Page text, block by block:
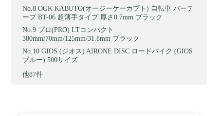
OGK KABUTO(オージーケーカブト) 自転車 バーテ
ープ BT-06 超薄手タイプ 厚さ0.7mm ブラック
プロ(PRO) LTコンパクト
380mm/70mm/125mm/31.8mm ブラック
GIOS (ジオス) AIRONE DISC ロードバイク (GIOS
ブルー) 500サイズ
他87件